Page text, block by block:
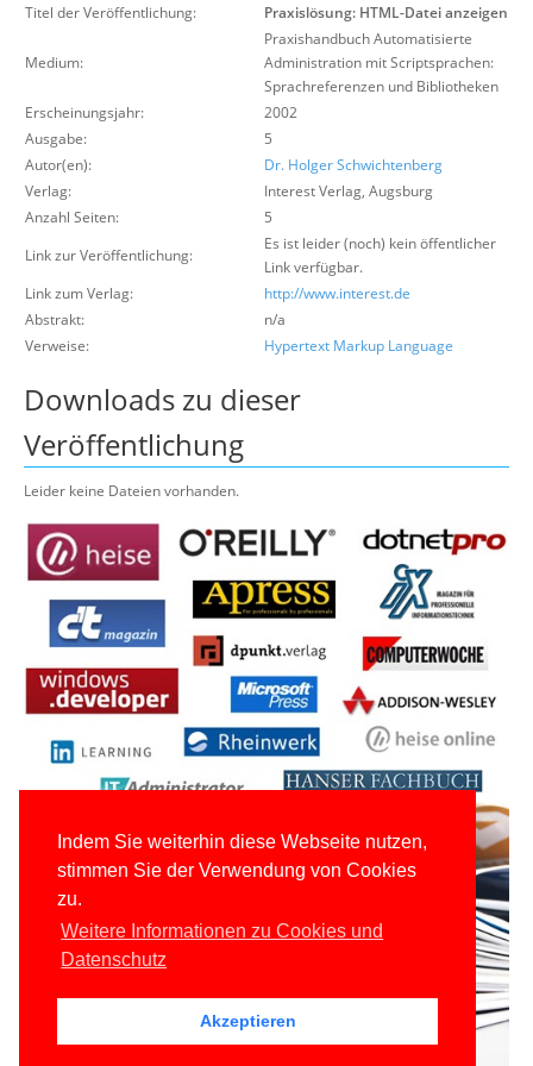
Indem Sie weiterhin diese Webseite nutzen,
stimmen Sie der Verwendung von Cookies
zu.
Weitere Informationen zu Cookies und
Datenschutz
Akzeptieren
Suche
Titel der Veröffentlichung:
Praxislösung: HTML-Datei anzeigen
Medium:
Praxishandbuch Automatisierte
Administration mit Scriptsprachen:
Sprachreferenzen und Bibliotheken
Erscheinungsjahr:
2002
Ausgabe:
5
Autor(en):
Dr. Holger Schwichtenberg
Verlag:
Interest Verlag, Augsburg
Anzahl Seiten:
5
Link zur Veröffentlichung:
Es ist leider (noch) kein öffentlicher
Link verfügbar.
Link zum Verlag:
http://www.interest.de
Abstrakt:
n/a
Verweise:
Hypertext Markup Language
Downloads zu dieser
Veröffentlichung
Leider keine Dateien vorhanden.